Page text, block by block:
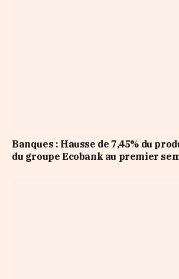
Banques : Hausse de 7,45% du
du groupe Ecobank au premier